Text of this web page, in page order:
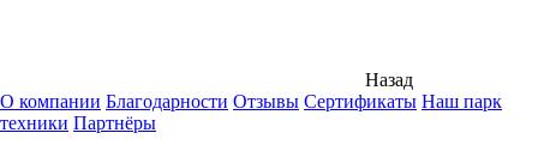
Назад
О компании Благодарности Отзывы Сертификаты Наш парк
техники Партнёры